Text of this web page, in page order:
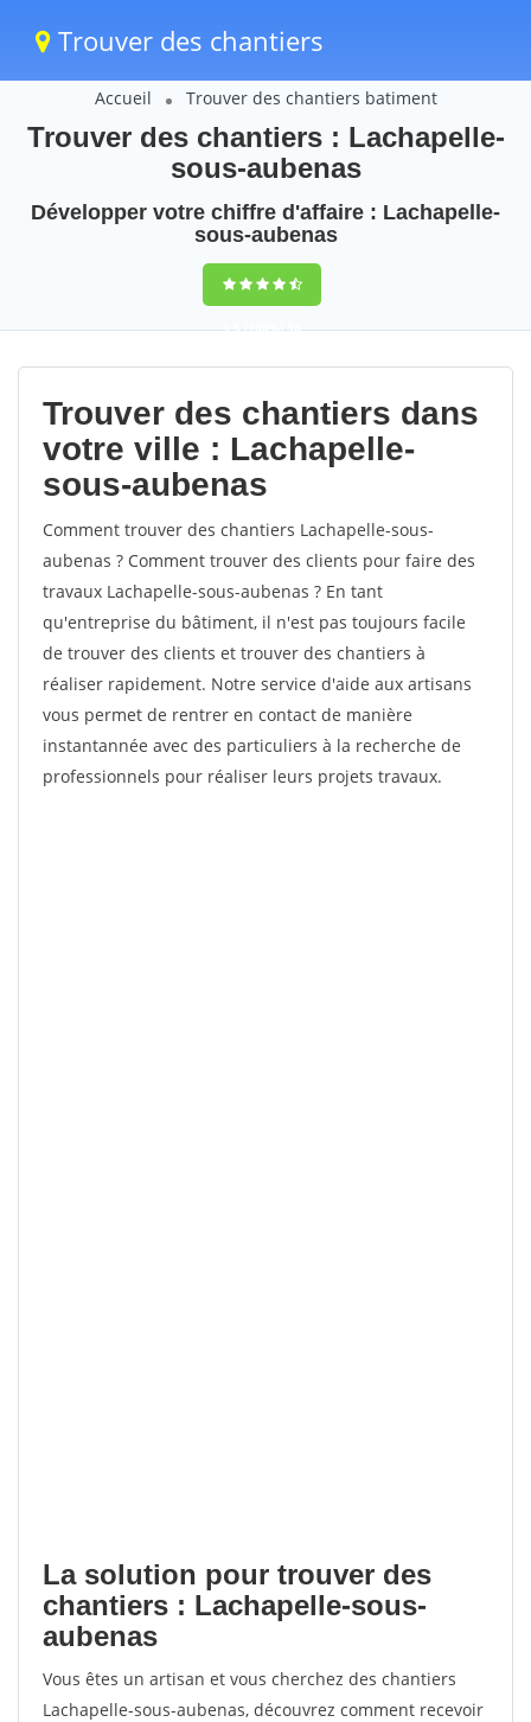
Trouver des chantiers
Accueil Trouver des chantiers batiment
Trouver des chantiers : Lachapelle-
sous-aubenas
Développer votre chiffre d'affaire : Lachapelle-
sous-aubenas
9,5(100%)56
votes
Trouver des chantiers dans
votre ville : Lachapelle-
sous-aubenas
Comment trouver des chantiers Lachapelle-sous-
aubenas ? Comment trouver des clients pour faire des
travaux Lachapelle-sous-aubenas ? En tant
qu'entreprise du bâtiment, il n'est pas toujours facile
de trouver des clients et trouver des chantiers à
réaliser rapidement. Notre service d'aide aux artisans
vous permet de rentrer en contact de manière
instantannée avec des particuliers à la recherche de
professionnels pour réaliser leurs projets travaux.
La solution pour trouver des
chantiers : Lachapelle-sous-
aubenas
Vous êtes un artisan et vous cherchez des chantiers
Lachapelle-sous-aubenas, découvrez comment recevoir